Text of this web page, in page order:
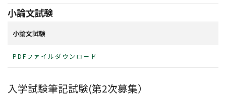
研究生・聴講生の方
卒業後の進路
小論文試験
小論文試験
PDFファイルダウンロード
入学試験筆記試験(第2次募集）